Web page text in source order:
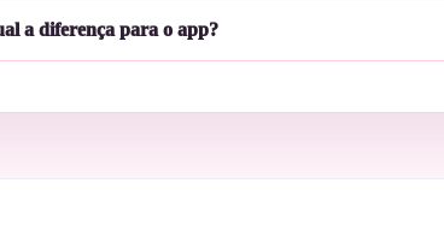
a diferença para o app?